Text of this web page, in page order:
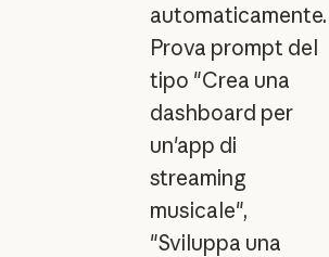
automaticamente.
Prova prompt del
tipo "Crea una
dashboard per
un'app di
streaming
musicale",
"Sviluppa una